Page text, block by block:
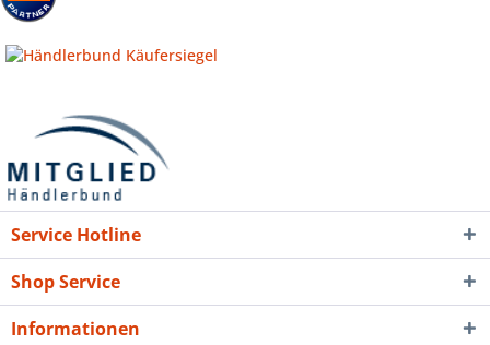
Service Hotline
Shop Service
Informationen